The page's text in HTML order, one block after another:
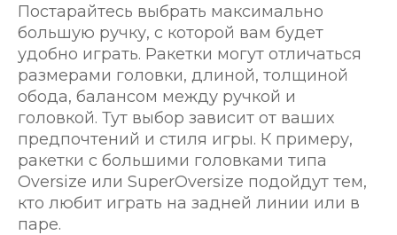
Постарайтесь выбрать максимально
большую ручку, с которой вам будет
удобно играть. Ракетки могут отличаться
размерами головки, длиной, толщиной
обода, балансом между ручкой и
головкой. Тут выбор зависит от ваших
предпочтений и стиля игры. К примеру,
ракетки с большими головками типа
Oversize или SuperOversize подойдут тем,
кто любит играть на задней линии или в
паре.